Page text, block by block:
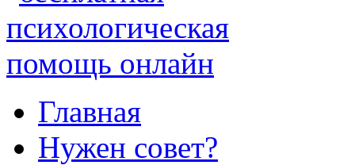
Главная
Нужен совет?